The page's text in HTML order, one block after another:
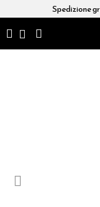
Spedizione